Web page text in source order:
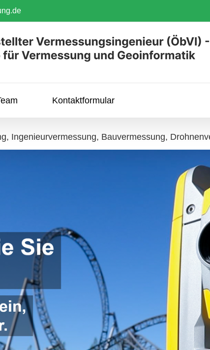
Kontaktformular
Ingenieurvermessung, Bauvermessung,